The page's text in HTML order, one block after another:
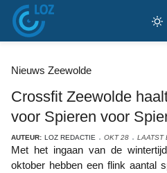
Nieuws Zeewolde
Crossfit Zeewolde
voor Spieren voor
AUTEUR: LOZ REDACTIE OKT 28 LAATST
Met het ingaan van de wintertijd in de nacht van 27 op 28
oktober hebben een flink aantal